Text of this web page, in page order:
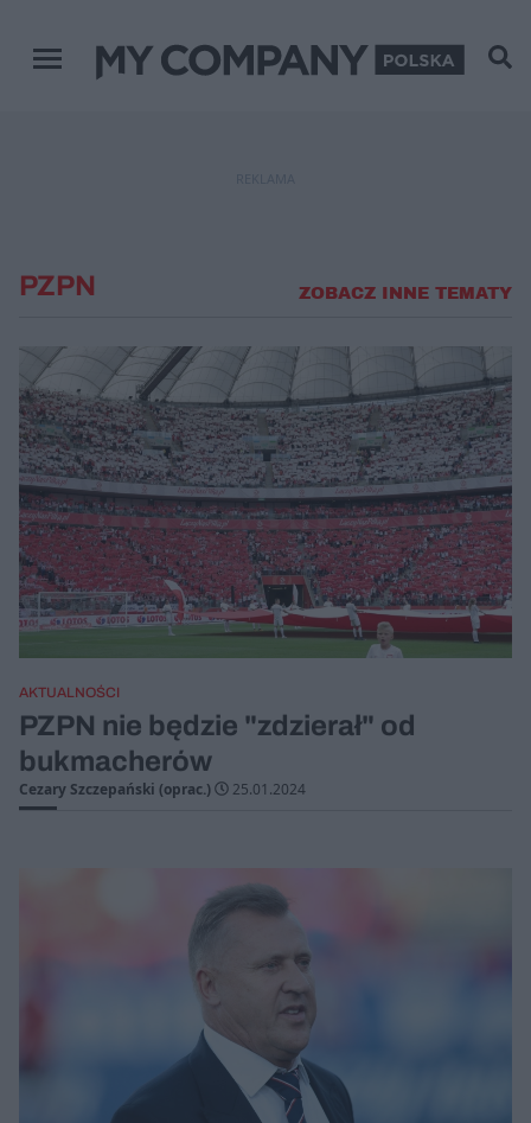
Menu główne
PZPN ZOBACZ INNE TEMATY
AKTUALNOŚCI
PZPN nie będzie "zdzierał" od
bukmacherów
Cezary Szczepański (oprac.) 25.01.2024